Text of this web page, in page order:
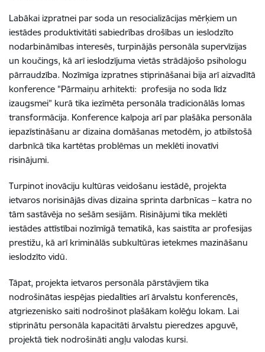
Labākai izpratnei par soda un resocializācijas mērķiem un
iestādes produktivitāti sabiedrības drošības un ieslodzīto
nodarbināmības interesēs, turpinājās personāla supervīzijas
un koučings, kā arī ieslodzījuma vietās strādājošo psihologu
pārraudzība. Nozīmīga izpratnes stiprināšanai bija arī aizvadītā
konference "Pārmaiņu arhitekti: profesija no soda līdz
izaugsmei” kurā tika iezīmēta personāla tradicionālās lomas
transformācija. Konference kalpoja arī par plašāka personāla
iepazīstināšanu ar dizaina domāšanas metodēm, jo atbilstošā
darbnīcā tika kartētas problēmas un meklēti inovatīvi
risinājumi.
Turpinot inovāciju kultūras veidošanu iestādē, projekta
ietvaros norisinājās divas dizaina sprinta darbnīcas – katra no
tām sastāvēja no sešām sesijām. Risinājumi tika meklēti
iestādes attīstībai nozīmīgā tematikā, kas saistīta ar profesijas
prestižu, kā arī kriminālās subkultūras ietekmes mazināšanu
ieslodzīto vidū.
Tāpat, projekta ietvaros personāla pārstāvjiem tika
nodrošinātas iespējas piedalīties arī ārvalstu konferencēs,
atgriezenisko saiti nodrošinot plašākam kolēģu lokam. Lai
stiprinātu personāla kapacitāti ārvalstu pieredzes apguvē,
projektā tiek nodrošināti angļu valodas kursi.